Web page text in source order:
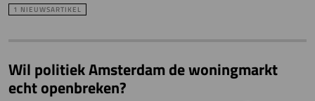
1 NIEUWSARTIKEL
Wil politiek Amsterdam de woningmarkt
echt openbreken?